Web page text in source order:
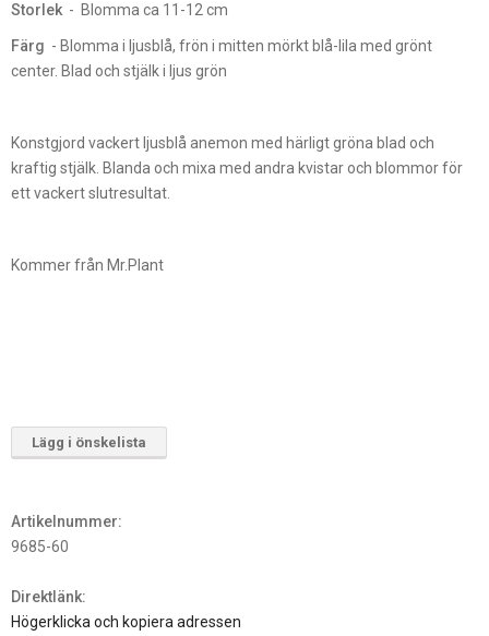
Storlek- Blomma ca 11-12 cm
Färg - Blomma i ljusblå, frön i mitten mörkt blå-lila med grönt
center. Blad och stjälk i ljus grön
Konstgjord vackert ljusblå anemon med härligt gröna blad och
kraftig stjälk. Blanda och mixa med andra kvistar och blommor för
ett vackert slutresultat.
Kommer från Mr.Plant
Lägg i önskelista
Artikelnummer:
9685-60
Direktlänk:
Högerklicka och kopiera adressen